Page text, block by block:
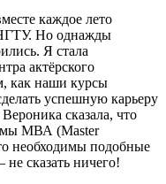
каждое лето
НГТУ. Но однажды
Я стала
актёрского
как наши курсы
успешную карьеру
сказала, что
МВА (Master
необходимы подобные
сказать ничего!